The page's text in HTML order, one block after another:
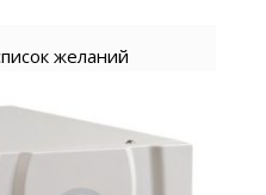
желаний